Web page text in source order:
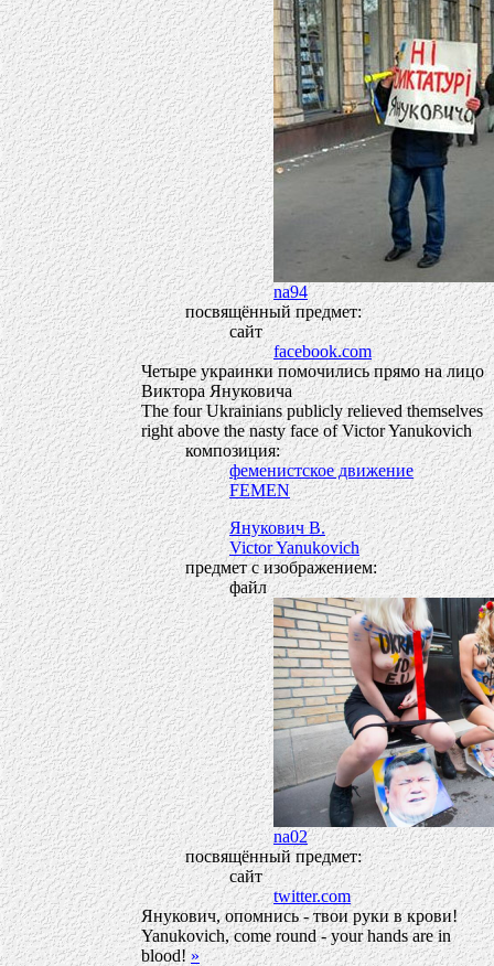
na94
посвящённый предмет:
сайт
facebook.com
Четыре украинки помочились прямо на лицо
Виктора Януковича
The four Ukrainians publicly relieved themselves
right above the nasty face of Victor Yanukovich
композиция:
феменистское движение
FEMEN
Янукович В.
Victor Yanukovich
предмет с изображением:
файл
na02
посвящённый предмет:
сайт
twitter.com
Янукович, опомнись - твои руки в крови!
Yanukovich, come round - your hands are in
blood!»